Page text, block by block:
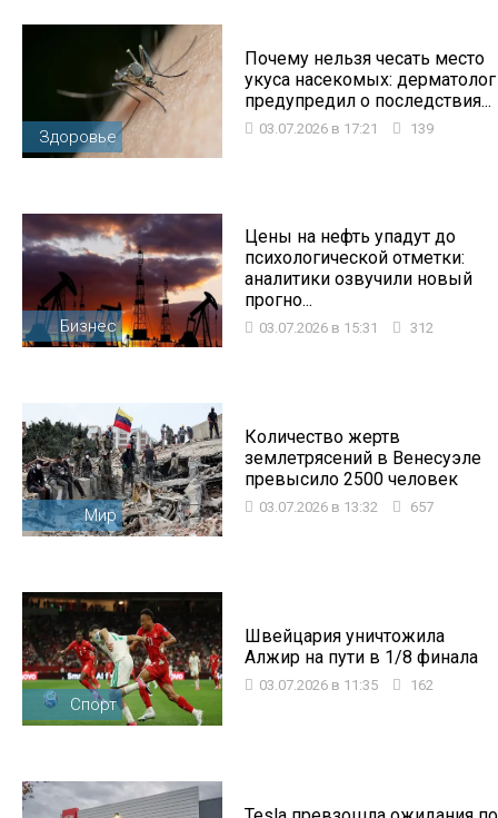
Здоровье
Почему нельзя чесать место
укуса насекомых: дерматолог
предупредил о последствия...
03.07.2026 в 17:21 139
Бизнес
Цены на нефть упадут до
психологической отметки:
аналитики озвучили новый
прогно...
03.07.2026 в 15:31 312
Мир
Количество жертв
землетрясений в Венесуэле
превысило 2500 человек
03.07.2026 в 13:32 657
Спорт
Швейцария уничтожила
Алжир на пути в 1/8 финала
03.07.2026 в 11:35 162